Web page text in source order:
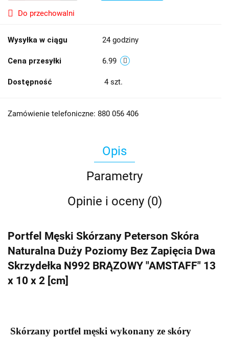
Do przechowalni
Wysyłka w ciągu 24 godziny
Cena przesyłki 6.99
Dostępność 4 szt.
Zamówienie telefoniczne: 880 056 406
Opis
Parametry
Opinie i oceny (0)
Portfel Męski Skórzany Peterson Skóra
Naturalna Duży Poziomy Bez Zapięcia Dwa
Skrzydełka N992 BRĄZOWY "AMSTAFF" 13
x 10 x 2 [cm]
Skórzany portfel męski wykonany ze skóry